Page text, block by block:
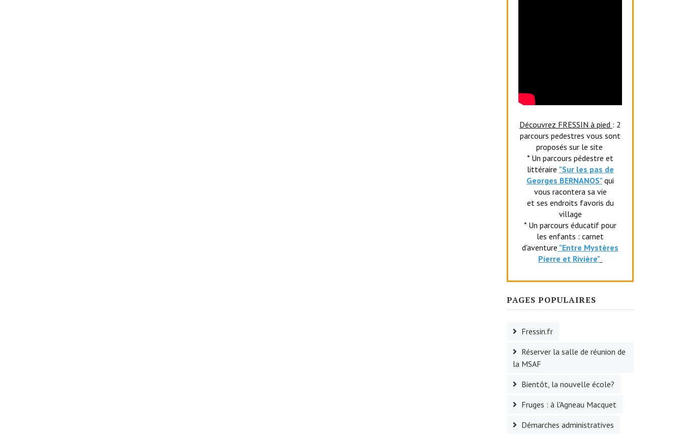
Découvrez FRESSIN à pied : 2
parcours pedestres vous sont
proposés sur le site
* Un parcours pédestre et
littéraire "Sur les pas de
Georges BERNANOS" qui
vous racontera sa vie
et ses endroits favoris du
village
* Un parcours éducatif pour
les enfants : carnet
d'aventure "Entre Mystères
Pierre et Rivière"
PAGES POPULAIRES
Fressin.fr
Réserver la salle de réunion de
la MSAF
Bientôt, la nouvelle école?
Fruges : à l'Agneau Macquet
Démarches administratives